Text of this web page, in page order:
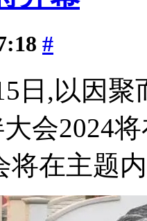
#
日,以因
会2024
将在主题